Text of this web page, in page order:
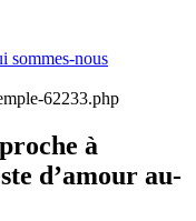
sommes-nous
62233.php
à
d’amour au-